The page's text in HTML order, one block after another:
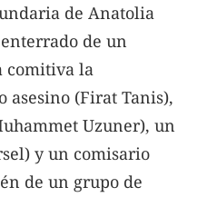
de Anatolia
de un
comitiva la
asesino (Firat Tanis),
Uzuner), un
y un comisario
de un grupo de